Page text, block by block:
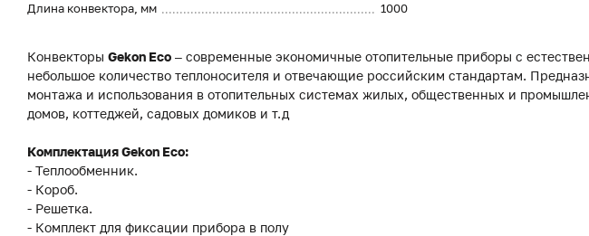
Длина конвектора, мм
1000
Конвекторы Gekon Eco – современные экономичные отопительные приборы с
небольшое количество теплоносителя и отвечающие российским стандартам.
монтажа и использования в отопительных системах жилых, общественных и
домов, коттеджей, садовых домиков и т.д
Комплектация Gekon Eco:
- Теплообменник.
- Короб.
- Решетка.
- Комплект для фиксации прибора в полу